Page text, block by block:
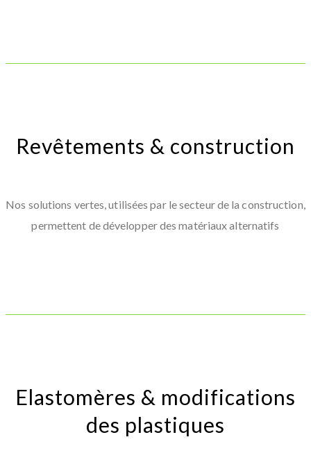
Revêtements & construction
Nos solutions vertes, utilisées par le secteur de la construction,
permettent de développer des matériaux alternatifs
Elastomères & modifications
des plastiques